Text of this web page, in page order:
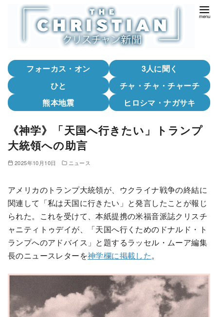
フォーカス・オン
3人に聞く
ひと
チャ・チャ・チャーチ
熊本地震
ヒロシマ・ナガサキ
《神学》「天国へ行きたい」トランプ
大統領への助言
2025年10月10日 ニュース
アメリカのトランプ大統領が、ウクライナ戦争の終結に
関連して「私は天国に行きたい」と発言したことが報じ
られた。これを受けて、本紙提携の米福音派誌クリスチ
ャニティトゥデイが、「天国へ行くためのドナルド・ト
ランプへのアドバイス」と題するラッセル・ムーア編集
長のニュースレターを神学欄に掲載した。